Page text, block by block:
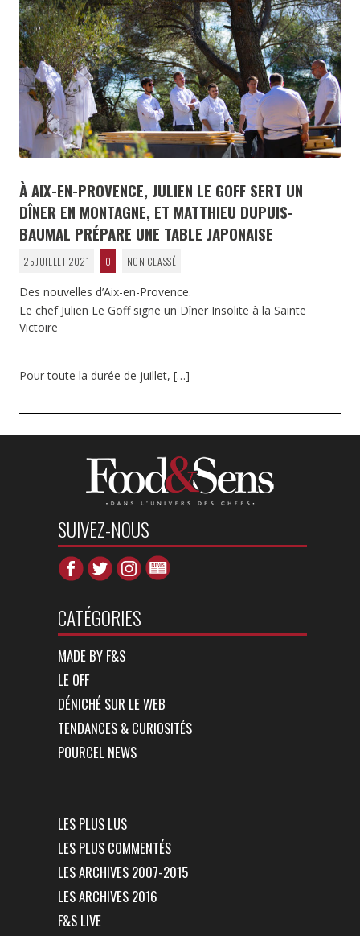
À AIX-EN-PROVENCE, JULIEN LE GOFF SERT UN
DÎNER EN MONTAGNE, ET MATTHIEU DUPUIS-
BAUMAL PRÉPARE UNE TABLE JAPONAISE
25 JUILLET 2021 0 NON CLASSÉ
Des nouvelles d’Aix-en-Provence.
Le chef Julien Le Goff signe un Dîner Insolite à la Sainte
Victoire
Pour toute la durée de juillet, […]
SUIVEZ-NOUS
CATÉGORIES
MADE BY F&S
LE OFF
DÉNICHÉ SUR LE WEB
TENDANCES & CURIOSITÉS
POURCEL NEWS
LES PLUS LUS
LES PLUS COMMENTÉS
LES ARCHIVES 2007-2015
LES ARCHIVES 2016
F&S LIVE